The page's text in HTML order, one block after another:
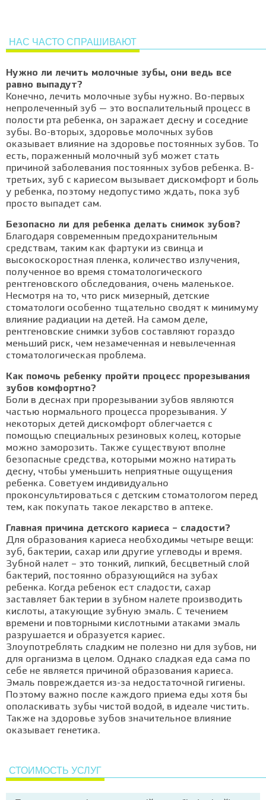
НАС ЧАСТО СПРАШИВАЮТ
Нужно ли лечить молочные зубы, они ведь все
равно выпадут?
Конечно, лечить молочные зубы нужно. Во-первых
непролеченный зуб — это воспалительный процесс в
полости рта ребенка, он заражает десну и соседние
зубы. Во-вторых, здоровье молочных зубов
оказывает влияние на здоровье постоянных зубов. То
есть, пораженный молочный зуб может стать
причиной заболевания постоянных зубов ребенка. В-
третьих, зуб с кариесом вызывает дискомфорт и боль
у ребенка, поэтому недопустимо ждать, пока зуб
просто выпадет сам.
Безопасно ли для ребенка делать снимок зубов?
Благодаря современным предохранительным
средствам, таким как фартуки из свинца и
высокоскоростная пленка, количество излучения,
полученное во время стоматологического
рентгеновского обследования, очень маленькое.
Несмотря на то, что риск мизерный, детские
стоматологи особенно тщательно сводят к минимуму
влияние радиации на детей. На самом деле,
рентгеновские снимки зубов составляют гораздо
меньший риск, чем незамеченная и невылеченная
стоматологическая проблема.
Как помочь ребенку пройти процесс прорезывания
зубов комфортно?
Боли в деснах при прорезывании зубов являются
частью нормального процесса прорезывания. У
некоторых детей дискомфорт облегчается с
помощью специальных резиновых колец, которые
можно заморозить. Также существуют вполне
безопасные средства, которыми можно натирать
десну, чтобы уменьшить неприятные ощущения
ребенка. Советуем индивидуально
проконсультироваться с детским стоматологом перед
тем, как покупать такое лекарство в аптеке.
Главная причина детского кариеса – сладости?
Для образования кариеса необходимы четыре вещи:
зуб, бактерии, сахар или другие углеводы и время.
Зубной налет – это тонкий, липкий, бесцветный слой
бактерий, постоянно образующийся на зубах
ребенка. Когда ребенок ест сладости, сахар
заставляет бактерии в зубном налете производить
кислоты, атакующие зубную эмаль. С течением
времени и повторными кислотными атаками эмаль
разрушается и образуется кариес.
Злоупотреблять сладким не полезно ни для зубов, ни
для организма в целом. Однако сладкая еда сама по
себе не является причиной образования кариеса.
Эмаль повреждается из-за недостаточной гигиены.
Поэтому важно после каждого приема еды хотя бы
ополаскивать зубы чистой водой, в идеале чистить.
Также на здоровье зубов значительное влияние
оказывает генетика.
СТОИМОСТЬ УСЛУГ